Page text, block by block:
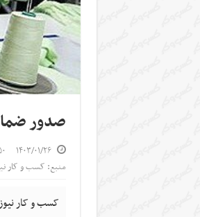
صدور
۱۴۰۳/۰۱/۲۶
منبع: کسب و کار